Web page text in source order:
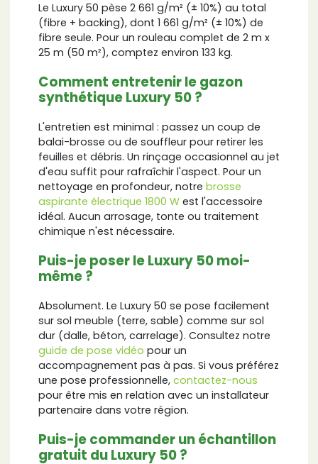
Le Luxury 50 pèse 2 661 g/m² (± 10%) au total
(fibre + backing), dont 1 661 g/m² (± 10%) de
fibre seule. Pour un rouleau complet de 2 m x
25 m (50 m²), comptez environ 133 kg.
Comment entretenir le gazon
synthétique Luxury 50 ?
L'entretien est minimal : passez un coup de
balai-brosse ou de souffleur pour retirer les
feuilles et débris. Un rinçage occasionnel au jet
d'eau suffit pour rafraîchir l'aspect. Pour un
nettoyage en profondeur, notre brosse
aspirante électrique 1800 W est l'accessoire
idéal. Aucun arrosage, tonte ou traitement
chimique n'est nécessaire.
Puis-je poser le Luxury 50 moi-
même ?
Absolument. Le Luxury 50 se pose facilement
sur sol meuble (terre, sable) comme sur sol
dur (dalle, béton, carrelage). Consultez notre
guide de pose vidéo pour un
accompagnement pas à pas. Si vous préférez
une pose professionnelle, contactez-nous
pour être mis en relation avec un installateur
partenaire dans votre région.
Puis-je commander un échantillon
gratuit du Luxury 50 ?